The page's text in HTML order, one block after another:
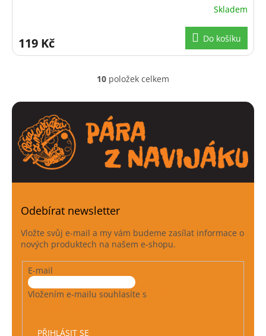
Skladem
119 Kč Do košíku
O
l
d
a
c
í
r
v
ý
i
s
u
10 položek celkem
Odebírat newsletter
Vložte svůj e-mail a my vám budeme zasílat informace o
nových produktech na našem e-shopu.
E-mail
Vložením e-mailu souhlasíte s
PŘIHLÁSIT SE